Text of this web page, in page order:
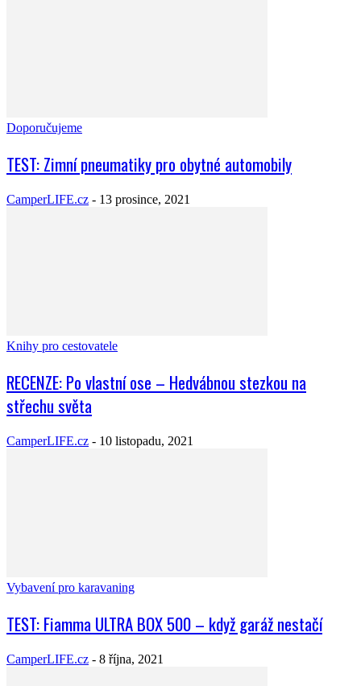
Doporučujeme
TEST: Zimní pneumatiky pro obytné automobily
CamperLIFE.cz - 13 prosince, 2021
Knihy pro cestovatele
RECENZE: Po vlastní ose – Hedvábnou stezkou na
střechu světa
CamperLIFE.cz - 10 listopadu, 2021
Vybavení pro karavaning
TEST: Fiamma ULTRA BOX 500 – když garáž nestačí
CamperLIFE.cz - 8 října, 2021